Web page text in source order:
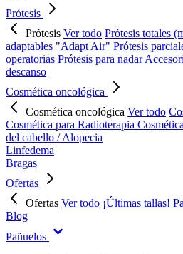
Prótesis
Prótesis Ver todo Prótesis totales
adaptables "Adapt Air" Prótesis
operatorias Prótesis para nadar
descanso
Cosmética oncológica
Cosmética oncológica Ver todo
Cosmética para Radioterapia
del cabello / Alopecia
Linfedema
Bragas
Ofertas
Ofertas Ver todo ¡Últimas tallas!
Blog
Pañuelos